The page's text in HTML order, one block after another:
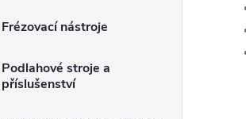
Frézovací nástroje
Podlahové stroje a
příslušenství